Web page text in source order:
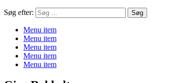
Søg efter:
Menu item
Menu item
Menu item
Menu item
Menu item